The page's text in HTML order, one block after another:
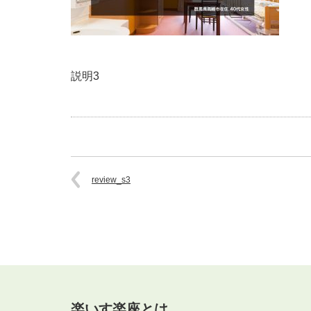
説明3
review_s3